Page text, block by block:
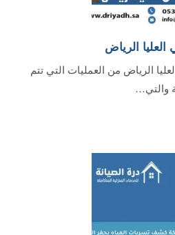
الرياض
الرياض من العمليات التي تتم
والتي…